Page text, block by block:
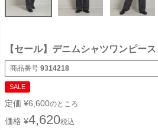
【セール】デニムシャツワンピ
商品番号 9314218
SALE
定価 ¥6,600のところ
価格 ¥4,620税込